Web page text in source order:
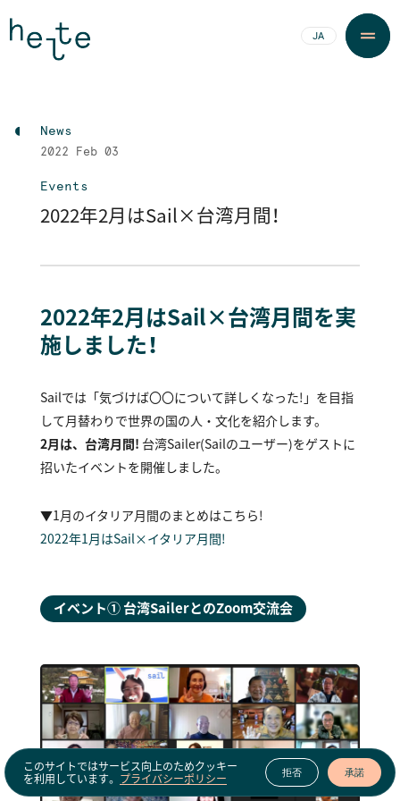
JA
News
2022 Feb 03
Events
2022年2月はSail×台湾月間！
2022年2月はSail×台湾月間を実
施しました！
Sailでは「気づけば〇〇について詳しくなった！」を目指
して月替わりで世界の国の人・文化を紹介します。
2月は、台湾月間！ 台湾Sailer（Sailのユーザー）をゲストに
招いたイベントを開催しました。
▼1月のイタリア月間のまとめはこちら！
2022年1月はSail×イタリア月間！
イベント① 台湾SailerとのZoom交流会
このサイトではサービス向上のためクッキー
を利用しています。 プライバシーポリシー 拒否 承諾